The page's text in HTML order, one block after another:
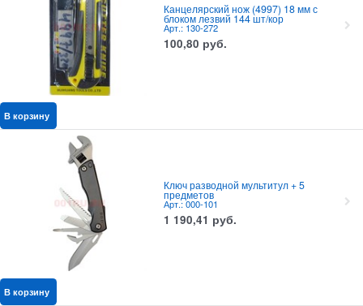
Канцелярский нож (4997) 18 мм с
блоком лезвий 144 шт/кор
Арт.: 130-272
100,80 руб.
В корзину
Ключ разводной мультитул + 5
предметов
Арт.: 000-101
1 190,41 руб.
В корзину